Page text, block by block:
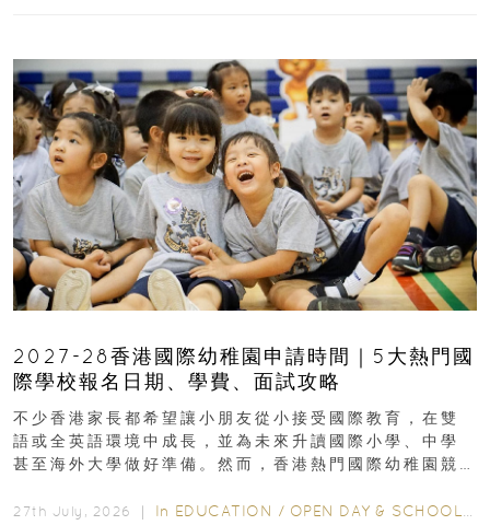
2027-28香港國際幼稚園申請時間｜5大熱門國
際學校報名日期、學費、面試攻略
不少香港家長都希望讓小朋友從小接受國際教育，在雙
語或全英語環境中成長，並為未來升讀國際小學、中學
甚至海外大學做好準備。然而，香港熱門國際幼稚園競
27th July, 2026 ｜ In EDUCATION / OPEN DAY & SCHOOL EVENTS